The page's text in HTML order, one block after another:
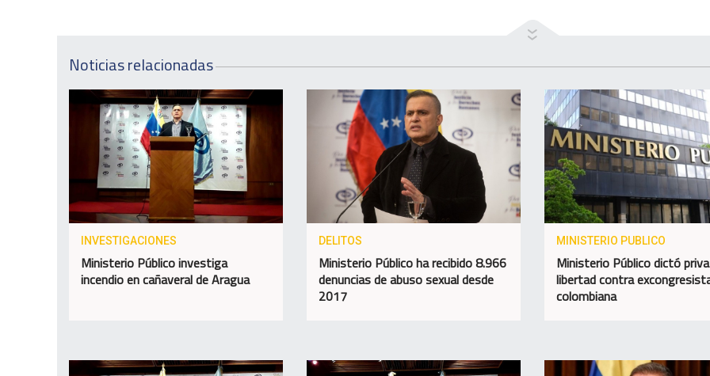
Noticias relacionadas
INVESTIGACIONES
Ministerio Público investiga
incendio en cañaveral de Aragua
DELITOS
Ministerio Público ha recibido 8.966
denuncias de abuso sexual desde
2017
MINISTERIO PUBLICO
Ministerio Público dictó
libertad contra
colombiana